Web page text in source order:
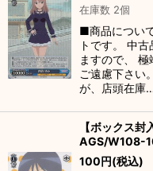
在庫数 2個
■商品につい
トです。 中
ますので、
ご遠慮下さい
が、店頭在庫
【ボックス
AGS/W108-
100円(税込)